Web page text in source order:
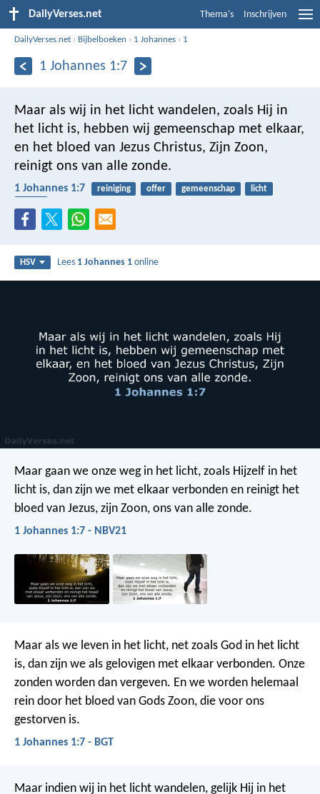
DailyVerses.net Thema's Inschrijven
DailyVerses.net › Bijbelboeken › 1 Johannes › 1
1 Johannes 1:7
Maar als wij in het licht wandelen, zoals Hij in
het licht is, hebben wij gemeenschap met elkaar,
en het bloed van Jezus Christus, Zijn Zoon,
reinigt ons van alle zonde.
1 Johannes 1:7 reiniging offer gemeenschap
licht
HSV Lees 1 Johannes 1 online
Maar gaan we onze weg in het licht, zoals Hijzelf in het
licht is, dan zijn we met elkaar verbonden en reinigt het
bloed van Jezus, zijn Zoon, ons van alle zonde.
1 Johannes 1:7 - NBV21
Maar als we leven in het licht, net zoals God in het licht
is, dan zijn we als gelovigen met elkaar verbonden. Onze
zonden worden dan vergeven. En we worden helemaal
rein door het bloed van Gods Zoon, die voor ons
gestorven is.
1 Johannes 1:7 - BGT
Maar indien wij in het licht wandelen, gelijk Hij in het